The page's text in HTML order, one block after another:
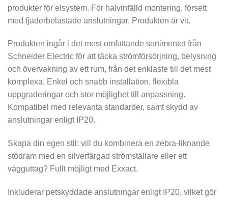
produkter för elsystem. För halvinfälld montering, försett
med fjäderbelastade anslutningar. Produkten är vit.
Produkten ingår i det mest omfattande sortimentet från
Schneider Electric för att täcka strömförsörjning, belysning
och övervakning av ett rum, från det enklaste till det mest
komplexa. Enkel och snabb installation, flexibla
uppgraderingar och stor möjlighet till anpassning.
Kompatibel med relevanta standarder, samt skydd av
anslutningar enligt IP20.
Skapa din egen stil: vill du kombinera en zebra-liknande
stödram med en silverfärgad strömställare eller ett
vägguttag? Fullt möjligt med Exxact.
Inkluderar petskyddade anslutningar enligt IP20, vilket gör